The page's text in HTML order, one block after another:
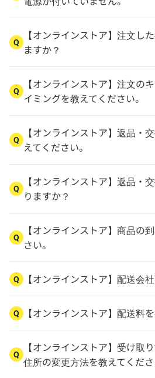
Q
【オンラインストア】注文し
ますか？
Q
【オンラインストア】注文の
イミングを教えてください。
Q
【オンラインストア】返品・
えてください。
Q
【オンラインストア】返品・
りますか？
Q
【オンラインストア】商品の
さい。
Q 【オンラインストア】配送会
Q 【オンラインストア】配送料
Q
【オンラインストア】受け取
住所の変更方法を教えてくださ